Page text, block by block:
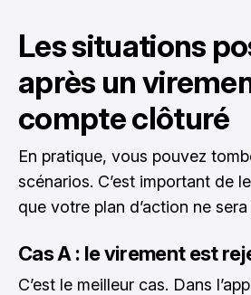
Les situations
après un
compte clôturé
En pratique, vous pouvez
scénarios. C’est important de
que votre plan d’action ne
Cas A : le virement est
C’est le meilleur cas. Dans